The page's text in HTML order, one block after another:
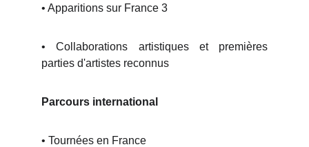
• Apparitions sur France 3
• Collaborations artistiques et premières
parties d'artistes reconnus
Parcours international
• Tournées en France